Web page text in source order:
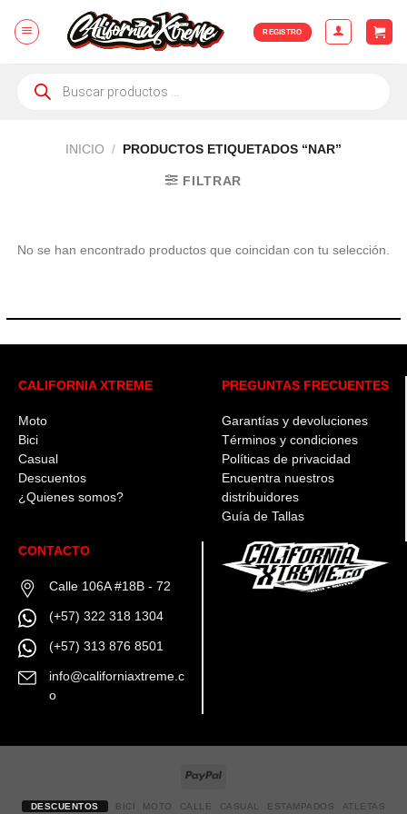
content
REGISTRO
productos
INICIO / PRODUCTOS ETIQUETADOS “NAR”
FILTRAR
No se han encontrado productos que coincidan con tu selección.
CALIFORNIA XTREME
Moto
Bici
Casual
Descuentos
¿Quienes somos?
PREGUNTAS FRECUENTES
Garantías y devoluciones
Términos y condiciones
Políticas de privacidad
Encuentra nuestros
distribuidores
Guía de Tallas
CONTACTO
Calle 106A #18B - 72
(+57) 322 318 1304
(+57) 313 876 8501
info@californiaxtreme.c
o
DESCUENTOS BICI MOTO CALLE CASUAL ESTAMPADOS ATLETAS